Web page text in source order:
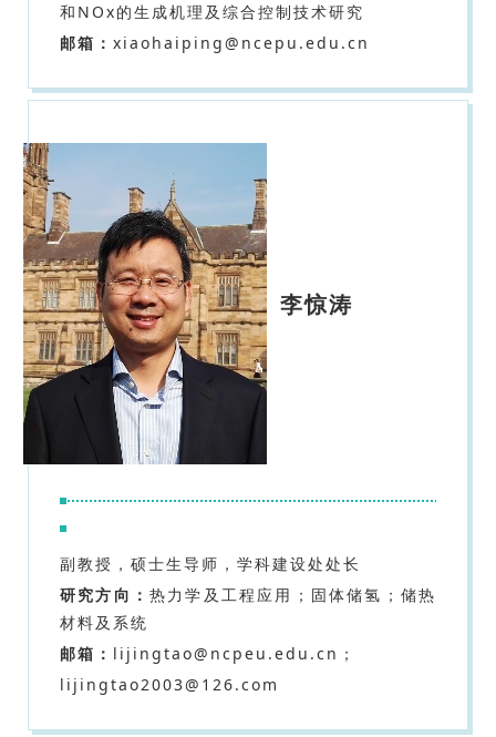
和NOx的生成机理及综合控制技术研究
邮箱： xiaohaiping@ncepu.edu.cn
李惊涛
副教授，硕士生导师，学科建设处处长
研究方向： 热力学及工程应用；固体储氢；储热
材料及系统
邮箱： lijingtao@ncpeu.edu.cn；
lijingtao2003@126.com